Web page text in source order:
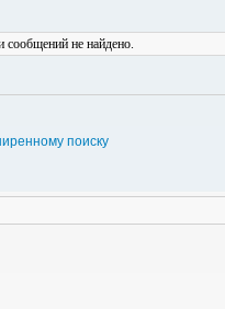
не найдено.
поиску